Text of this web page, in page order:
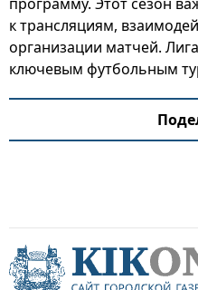
к трансляциям,
организации матчей.
ключевым футбольным